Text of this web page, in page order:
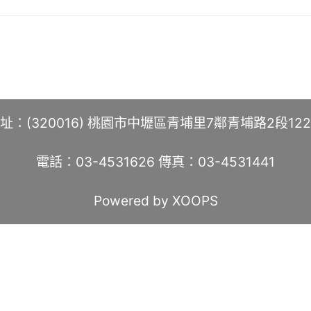
：(320016) 桃園市中壢區青埔里7鄰青埔路2段
電話：03-4531626 傳真：03-4531441
Powered by XOOPS